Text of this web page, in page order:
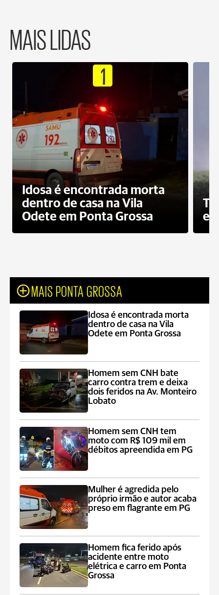
MAIS LIDAS
1
Idosa é encontrada morta
dentro de casa na Vila
Odete em Ponta Grossa
e
MAIS PONTA GROSSA
Idosa é encontrada morta
dentro de casa na Vila
Odete em Ponta Grossa
Homem sem CNH bate
carro contra trem e deixa
dois feridos na Av. Monteiro
Lobato
Homem sem CNH tem
moto com R$ 109 mil em
débitos apreendida em PG
Mulher é agredida pelo
próprio irmão e autor acaba
preso em flagrante em PG
Homem fica ferido após
acidente entre moto
elétrica e carro em Ponta
Grossa